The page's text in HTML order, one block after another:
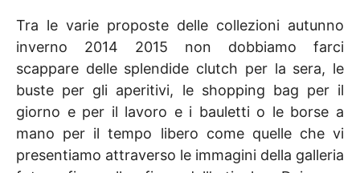
Tra le varie proposte delle collezioni autunno
inverno 2014 2015 non dobbiamo farci
scappare delle splendide clutch per la sera, le
buste per gli aperitivi, le shopping bag per il
giorno e per il lavoro e i bauletti o le borse a
mano per il tempo libero come quelle che vi
presentiamo attraverso le immagini della galleria